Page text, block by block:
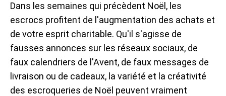
Dans les semaines qui précèdent Noël, les
escrocs profitent de l'augmentation des achats et
de votre esprit charitable. Qu'il s'agisse de
fausses annonces sur les réseaux sociaux, de
faux calendriers de l'Avent, de faux messages de
livraison ou de cadeaux, la variété et la créativité
des escroqueries de Noël peuvent vraiment